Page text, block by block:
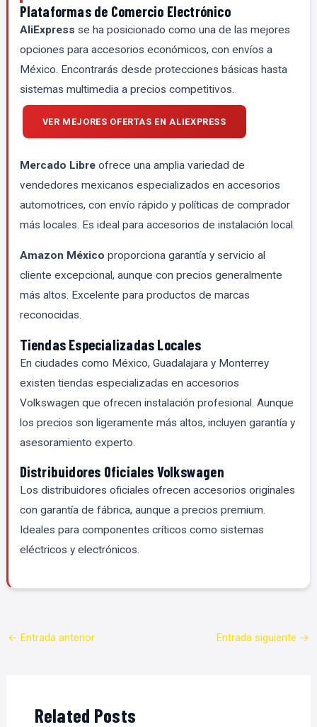
Plataformas de Comercio Electrónico
AliExpress se ha posicionado como una de las mejores
opciones para accesorios económicos, con envíos a
México. Encontrarás desde protecciones básicas hasta
sistemas multimedia a precios competitivos.
VER MEJORES OFERTAS EN ALIEXPRESS
Mercado Libreofrece una amplia variedad de
vendedores mexicanos especializados en accesorios
automotrices, con envío rápido y políticas de comprador
más locales. Es ideal para accesorios de instalación local.
Amazon México proporciona garantía y servicio al
cliente excepcional, aunque con precios generalmente
más altos. Excelente para productos de marcas
reconocidas.
Tiendas Especializadas Locales
En ciudades como México, Guadalajara y Monterrey
existen tiendas especializadas en accesorios
Volkswagen que ofrecen instalación profesional. Aunque
los precios son ligeramente más altos, incluyen garantía y
asesoramiento experto.
Distribuidores Oficiales Volkswagen
Los distribuidores oficiales ofrecen accesorios originales
con garantía de fábrica, aunque a precios premium.
Ideales para componentes críticos como sistemas
eléctricos y electrónicos.
← Entrada anterior Entrada siguiente →
Related Posts